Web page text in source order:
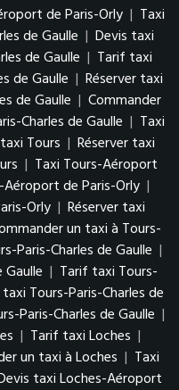
de Paris-Orly | Taxi
de Gaulle | Devis taxi
de Gaulle | Tarif taxi
de Gaulle | Réserver taxi
de Gaulle | Commander
Charles de Gaulle | Taxi
Tours | Réserver taxi
| Taxi Tours-Aéroport
de Paris-Orly |
Orly | Réserver taxi
un taxi à Tours-
Paris-Charles de Gaulle |
| Tarif taxi Tours-
Tours-Paris-Charles de
Paris-Charles de Gaulle |
| Tarif taxi Loches |
un taxi à Loches | Taxi
taxi Loches-Aéroport